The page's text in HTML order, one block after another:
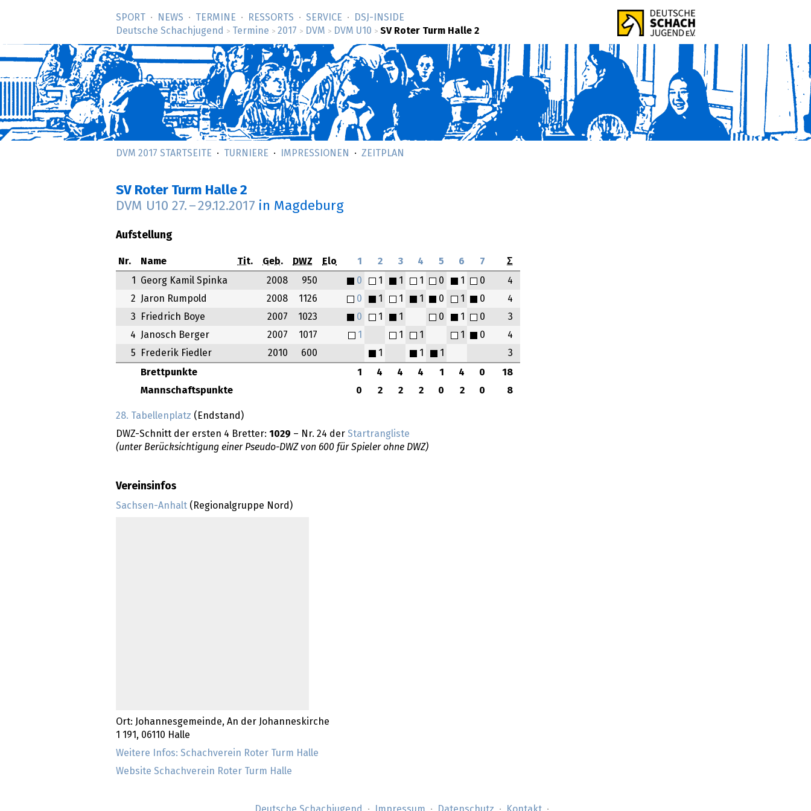
SPORT NEWS TERMINE RESSORTS SERVICE
DSJ-­INSIDE
Deutsche Schachjugend
> Termine > 2017 > DVM > DVM U10 > SV Roter Turm Halle 2
DVM 2017 STARTSEITE TURNIERE IMPRESSIONEN ZEITPLAN
SV Roter Turm Halle 2
DVM U10 27. –29.12.2017 in Magdeburg
Aufstellung
Nr. Name Tit. Geb. DWZ Elo 1 2 3 4 5 6 7 Σ
Brettpunkte 1 4 4 4 1 4 0
18
Mannschaftspunkte
0 2 2 2 0 2 0 8
1 Georg Kamil Spinka 2008 950 0 1 1 1 0 1 0
4
2
Jaron Rumpold 2008 1126 0 1 1 1 0 1 0
4
3
Friedrich Boye 2007 1023 0 1 1 0 1 0
3
4
Janosch Berger 2007 1017 1 1 1 1 0
4
5
Frederik Fiedler 2010 600 1 1 1 3
28. Tabellenplatz (Endstand)
DWZ-Schnitt der ersten 4 Bretter: 1029 – Nr. 24 der Startrangliste
(unter Berücksichtigung einer Pseudo-DWZ von 600 für Spieler ohne DWZ)
Vereinsinfos
Sachsen-Anhalt (Regionalgruppe Nord)
Ort: Johannesgemeinde, An der Johanneskirche
1 191, 06110 Halle
Weitere Infos: Schachverein Roter Turm Halle
Website Schachverein Roter Turm Halle